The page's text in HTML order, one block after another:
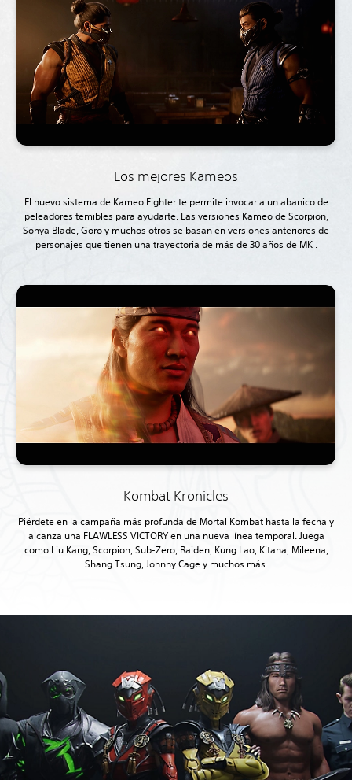
Los mejores Kameos
El nuevo sistema de Kameo Fighter te permite invocar a un abanico de
peleadores temibles para ayudarte. Las versiones Kameo de Scorpion,
Sonya Blade, Goro y muchos otros se basan en versiones anteriores de
personajes que tienen una trayectoria de más de 30 años de MK .
Kombat Kronicles
Piérdete en la campaña más profunda de Mortal Kombat hasta la fecha y
alcanza una FLAWLESS VICTORY en una nueva línea temporal. Juega
como Liu Kang, Scorpion, Sub-Zero, Raiden, Kung Lao, Kitana, Mileena,
Shang Tsung, Johnny Cage y muchos más.